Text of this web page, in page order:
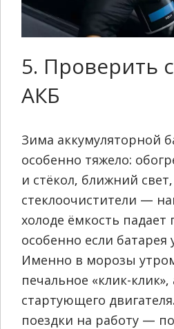
5. Проверить
АКБ
Зима аккумуляторной
особенно тяжело:
и стёкол, ближний свет,
стеклоочистители —
холоде ёмкость падает
особенно если батарея
Именно в морозы
печальное «клик-клик»,
стартующего
поездки на работу —